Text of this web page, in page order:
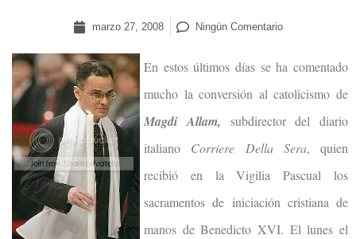
marzo 27, 2008 Ningún Comentario
En estos últimos días se ha comentado
mucho la conversión al catolicismo de
Magdi Allam, subdirector del diario
italiano Corriere Della Sera, quien
recibió en la Vigilia Pascual los
sacramentos de iniciación cristiana de
manos de Benedicto XVI. El lunes el